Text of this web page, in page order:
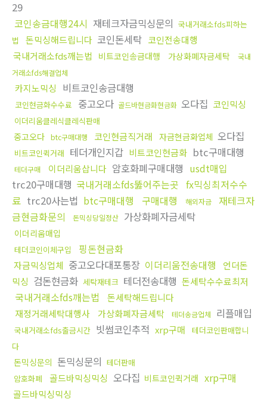
29
코인송금대행24시 재테크자금믹싱문의 국내거래소fds피하는
법
돈믹싱해드립니다 코인돈세탁 코인전송대행
국내거래소fds깨는법 비트코인송금대행 가상화폐자금세탁
국내
거래소fds해결업체
카지노믹싱 비트코인송금대행
코인현금화수수료 중고오다 골드바현금화현금화 오다집 코인믹싱
이더리움클레식클레식판매
중고오다 btc구매대행 코인현금직거래 자금현금화업체 오다집
비트코인퀵거래 테더개인지갑 비트코인현금화 btc구매대행
테더구매 이더리움삽니다 암호화폐구매대행 usdt매입
trc20구매대행 국내거래소fds뚫어주는곳 fx믹싱최저수수
료 trc20사는법 btc구매대행 구매대행 해외자금
재테크자
금현금화문의
돈믹싱당일정산 가상화폐자금세탁
이더리움매입
테더코인이체구입 핑돈현금화
자금믹싱업체 중고오다대포통장 이더리움전송대행
언더돈
믹싱 검돈현금화 세탁재테크 테더전송대행 돈세탁수수료최저
국내거래소fds깨는법
돈세탁해드립니다
재정거래세탁대행사
가상화폐자금세탁 테더송금업체 리플매입
국내거래소fds출금시간 빗썸코인추적 xrp구매
테더코인판매합니
다
돈믹싱문의 돈믹싱문의 테더판매
암호화폐
골드바믹싱믹싱 오다집 비트코인퀵거래 xrp구매
골드바믹싱믹싱